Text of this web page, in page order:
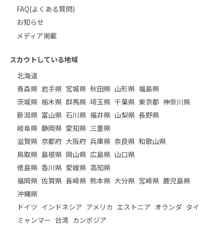
FAQ(よくある質問)
お知らせ
メディア掲載
スカウトしている地域
北海道
青森県 岩手県 宮城県 秋田県 山形県 福島県
茨城県 栃木県 群馬県 埼玉県 千葉県 東京都 神奈川県
新潟県 富山県 石川県 福井県 山梨県 長野県
岐阜県 静岡県 愛知県 三重県
滋賀県 京都府 大阪府 兵庫県 奈良県 和歌山県
鳥取県 島根県 岡山県 広島県 山口県
徳島県 香川県 愛媛県 高知県
福岡県 佐賀県 長崎県 熊本県 大分県 宮崎県 鹿児島県
沖縄県
ドイツ インドネシア アメリカ エストニア オランダ タイ
ミャンマー 台湾 カンボジア